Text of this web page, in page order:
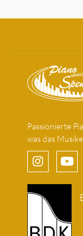
Passionierte
was das